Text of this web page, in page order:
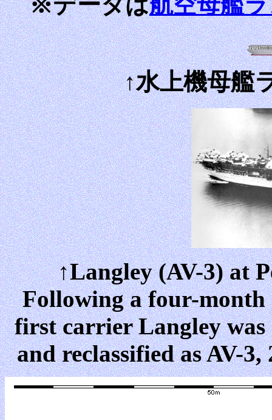
↑水上機母艦
↑Langley (AV-3) at
Following a four-month
first carrier Langley was
and reclassified as AV-